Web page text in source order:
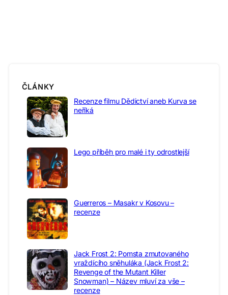
ČLÁNKY
Recenze filmu Dědictví aneb Kurva se
neříká
Lego příběh pro malé i ty odrostlejší
Guerreros – Masakr v Kosovu –
recenze
Jack Frost 2: Pomsta zmutovaného
vraždícího sněhuláka (Jack Frost 2:
Revenge of the Mutant Killer
Snowman) – Název mluví za vše –
recenze